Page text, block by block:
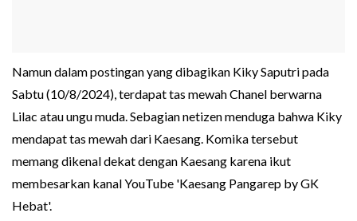
Namun dalam postingan yang dibagikan Kiky Saputri pada
Sabtu (10/8/2024), terdapat tas mewah Chanel berwarna
Lilac atau ungu muda. Sebagian netizen menduga bahwa Kiky
mendapat tas mewah dari Kaesang. Komika tersebut
memang dikenal dekat dengan Kaesang karena ikut
membesarkan kanal YouTube 'Kaesang Pangarep by GK
Hebat'.